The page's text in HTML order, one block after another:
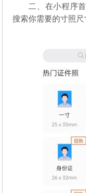
二、在小程序
搜索你需要的寸照尺